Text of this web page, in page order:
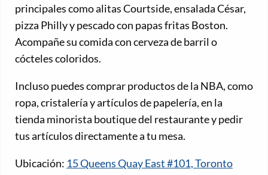
principales como alitas Courtside, ensalada César,
pizza Philly y pescado con papas fritas Boston.
Acompañe su comida con cerveza de barril o
cócteles coloridos.
Incluso puedes comprar productos de la NBA, como
ropa, cristalería y artículos de papelería, en la
tienda minorista boutique del restaurante y pedir
tus artículos directamente a tu mesa.
Ubicación: 15 Queens Quay East #101, Toronto